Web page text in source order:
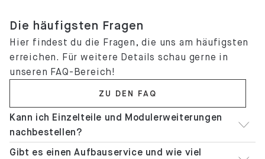
Die häufigsten Fragen
Hier findest du die Fragen, die uns am häufigsten
erreichen. Für weitere Details schau gerne in
unseren FAQ-Bereich!
ZU DEN FAQ
Kann ich Einzelteile und Modulerweiterungen
nachbestellen?
Gibt es einen Aufbauservice und wie viel